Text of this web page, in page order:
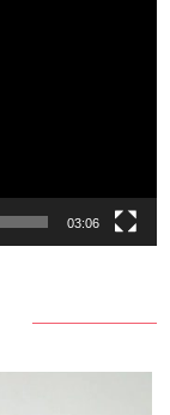
03:06